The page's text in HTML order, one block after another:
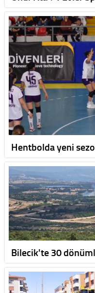
Hentbolda yeni
Bilecik'te 30